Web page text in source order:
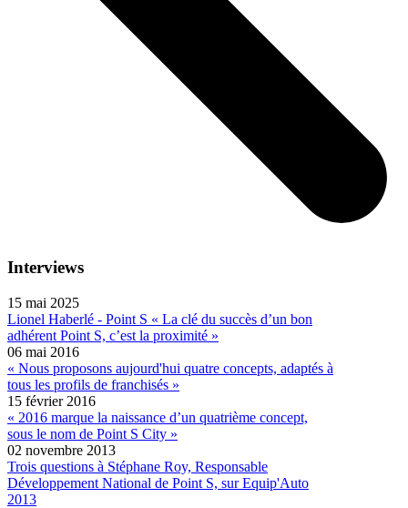
Interviews
15 mai 2025
Lionel Haberlé - Point S « La clé du succès d’un bon
adhérent Point S, c’est la proximité »
06 mai 2016
« Nous proposons aujourd'hui quatre concepts, adaptés à
tous les profils de franchisés »
15 février 2016
« 2016 marque la naissance d’un quatrième concept,
sous le nom de Point S City »
02 novembre 2013
Trois questions à Stéphane Roy, Responsable
Développement National de Point S, sur Equip'Auto
2013